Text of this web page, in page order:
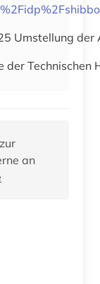
Umstellung der
der Technischen
an